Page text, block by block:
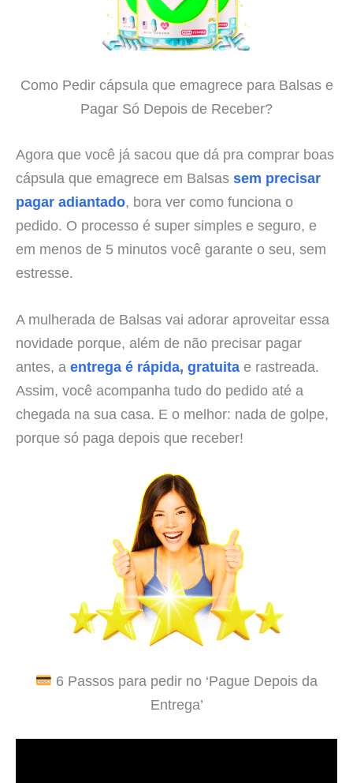
Como Pedir cápsula que emagrece para Balsas e
Pagar Só Depois de Receber?
Agora que você já sacou que dá pra comprar boas
cápsula que emagrece em Balsas sem precisar
pagar adiantado, bora ver como funciona o
pedido. O processo é super simples e seguro, e
em menos de 5 minutos você garante o seu, sem
estresse.
A mulherada de Balsas vai adorar aproveitar essa
novidade porque, além de não precisar pagar
antes, a entrega é rápida, gratuita e rastreada.
Assim, você acompanha tudo do pedido até a
chegada na sua casa. E o melhor: nada de golpe,
porque só paga depois que receber!
6 Passos para pedir no ‘Pague Depois da
Entrega’